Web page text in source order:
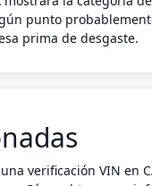
punto
prima de desgaste.
verificación VIN en